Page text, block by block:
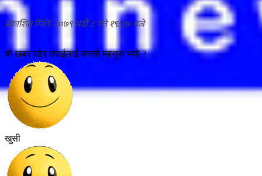
२०७९ भदौ ८ गते १९:३७
यो खबर पढेर तपाईलाई कस्तो महसुस भयो ?
खुसी